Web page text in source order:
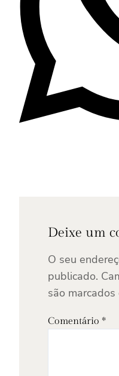
Deixe um
O seu
publicado.
são marcados
Comentário *